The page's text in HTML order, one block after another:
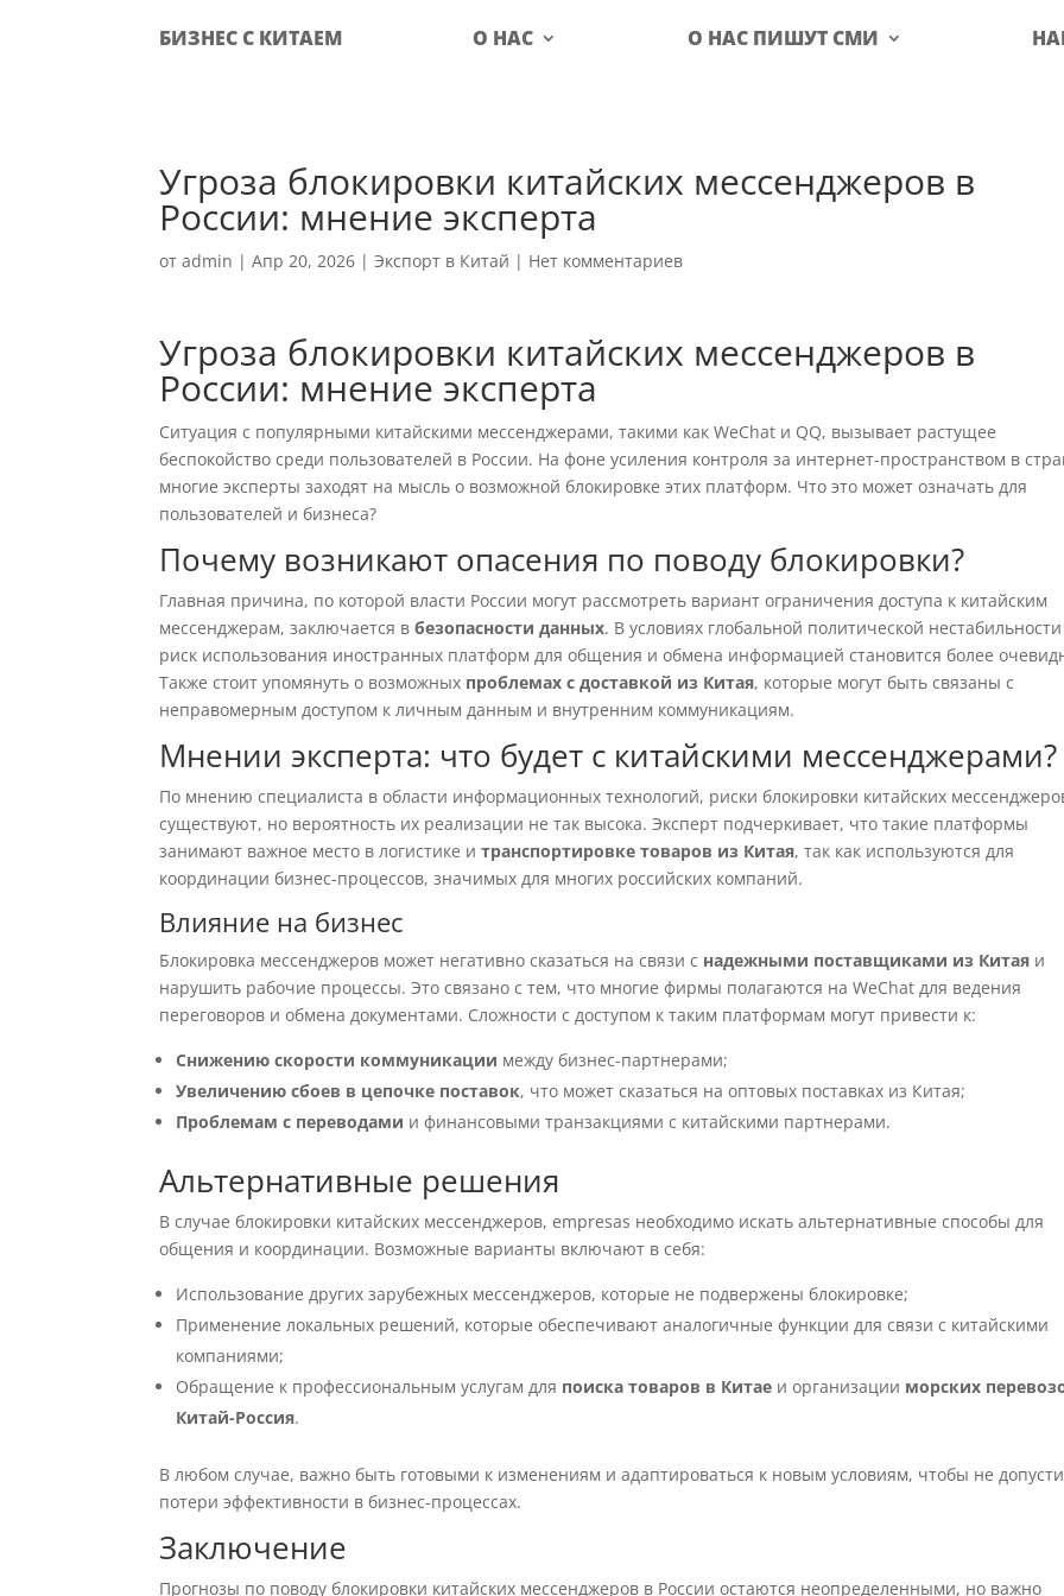
БИЗНЕС С КИТАЕМ О НАС О НАС ПИШУТ СМИ
Угроза блокировки китайских мессенджеров в
России: мнение эксперта
отadmin |Апр 20, 2026 |Экспорт в Китай | Нет комментариев
Угроза блокировки китайских мессенджеров в
России: мнение эксперта
Ситуация с популярными китайскими мессенджерами, такими как WeChat и QQ, вызывает растущее
беспокойство среди пользователей в России. На фоне усиления контроля за интернет-пространством в
многие эксперты заходят на мысль о возможной блокировке этих платформ. Что это может означать для
пользователей и бизнеса?
Почему возникают опасения по поводу блокировки?
Главная причина, по которой власти России могут рассмотреть вариант ограничения доступа к китайским
мессенджерам, заключается вбезопасности данных. В условиях глобальной политической нестабильности
риск использования иностранных платформ для общения и обмена информацией становится более
Также стоит упомянуть о возможных проблемах с доставкой из Китая, которые могут быть связаны с
неправомерным доступом к личным данным и внутренним коммуникациям.
Мнении эксперта: что будет с китайскими мессенджерами?
По мнению специалиста в области информационных технологий, риски блокировки китайских
существуют, но вероятность их реализации не так высока. Эксперт подчеркивает, что такие платформы
занимают важное место в логистике итранспортировке товаров из Китая, так как используются для
координации бизнес-процессов, значимых для многих российских компаний.
Влияние на бизнес
Блокировка мессенджеров может негативно сказаться на связи с надежными поставщиками из Китая и
нарушить рабочие процессы. Это связано с тем, что многие фирмы полагаются на WeChat для ведения
переговоров и обмена документами. Сложности с доступом к таким платформам могут привести к:
Снижению скорости коммуникации между бизнес-партнерами;
Увеличению сбоев в цепочке поставок, что может сказаться на оптовых поставках из Китая;
Проблемам с переводами и финансовыми транзакциями с китайскими партнерами.
Альтернативные решения
В случае блокировки китайских мессенджеров, empresas необходимо искать альтернативные способы для
общения и координации. Возможные варианты включают в себя:
Использование других зарубежных мессенджеров, которые не подвержены блокировке;
Применение локальных решений, которые обеспечивают аналогичные функции для связи с китайскими
компаниями;
Обращение к профессиональным услугам для поиска товаров в Китае и организации морских
Китай-Россия.
В любом случае, важно быть готовыми к изменениям и адаптироваться к новым условиям, чтобы не
потери эффективности в бизнес-процессах.
Заключение
Прогнозы по поводу блокировки китайских мессенджеров в России остаются неопределенными, но важно